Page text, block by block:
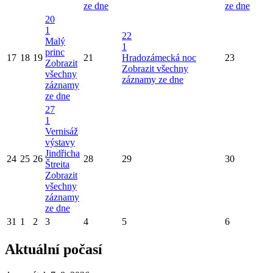
ze dne
ze dne
17 18 19
20
1
Malý
princ
Zobrazit
všechny
záznamy
ze dne
21
22
1
Hradozámecká noc
Zobrazit všechny
záznamy ze dne
23
24 25 26
27
1
Vernisáž
výstavy
Jindřicha
Štreita
Zobrazit
všechny
záznamy
ze dne
28 29 30
31 1 2 3 4 5 6
Aktuální počasí